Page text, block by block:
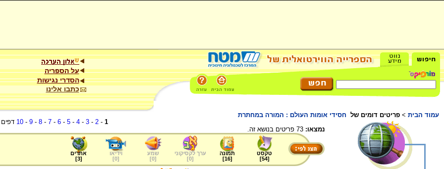
על הספריה
הסדרי נגישות
כתבו אלינו
עמוד הבית > פריטים דומים של חסידי אומות העולם : המורה במחתרת
1
-
2
-
3
-
4
-
5
-
6
-
7
-
8
-
9
-
10 דפים
נמצאו:
טקסט
[
54
]
תמונה
[
16
]
ערך לקסיקוני
[
0
]
שמע
[
0
]
וידיאו
[
0
]
אתרים
[
3
]